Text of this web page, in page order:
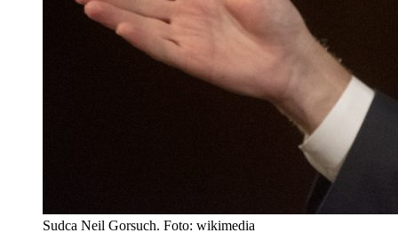
Sudca Neil Gorsuch. Foto: wikimedia